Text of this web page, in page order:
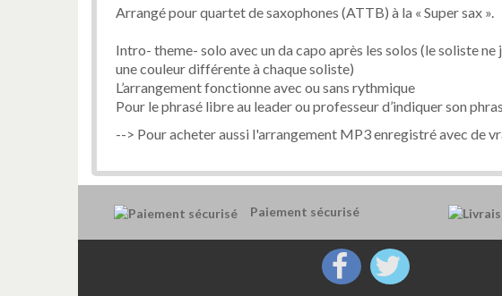
Arrangé pour quartet de saxophones (ATTB) à la « Super sax ».
Intro- theme- solo avec un da capo après les solos (le soliste
une couleur différente à chaque soliste)
L’arrangement fonctionne avec ou sans rythmique
Pour le phrasé libre au leader ou professeur d’indiquer son
--> Pour acheter aussi l'arrangement MP3 enregistré avec de
Paiement sécurisé